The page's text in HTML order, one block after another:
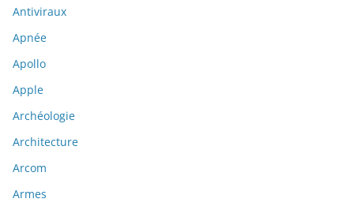
Antiviraux
Apnée
Apollo
Apple
Archéologie
Architecture
Arcom
Armes